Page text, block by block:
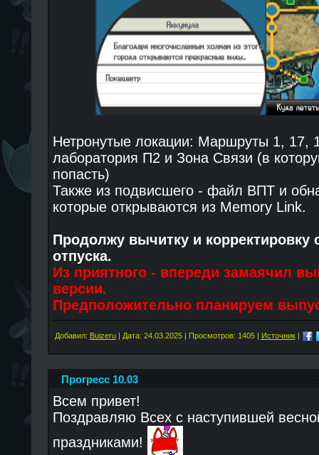
Нетронутые локации: Маршруты 1, 17,
лаборатория П2 и Зона Связи (в
попасть)
Также из подвисшего - файл ВПТ и
которые открываются из Memory Link.
Продолжу вычитку и корректировку
отпуска.
Из приятного - впереди замаячил
версии.
Предположительно планируем
Добавил: Buizeru| Дата: 24.03.2025| Просмотров: 1405 | Источник|
Прогресс 10.03
Всем привет!
Поздравляю Всех с наступившей
праздниками!